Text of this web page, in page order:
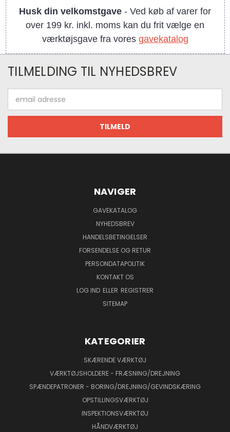
Husk din velkomstgave - Ved køb af varer for
over 199 kr. inkl. moms kan du frit vælge en
værktøjsgave fra vores gavekatalog
TILMELDING TIL NYHEDSBREV
adresse
NAVIGER
GAVEKATALOG
NYHEDSBREV
HANDELSBETINGELSER
FORSENDELSE OG RETUR
PERSONDATAPOLITIK
KONTAKT OS
LOG IND ELLER REGISTRER
SITEMAP
KATEGORIER
SKÆRENDE VÆRKTØJ
VÆRKTØJSHOLDERE - FRÆSNING/DREJNING
SPÆNDEPATRONER - BORING/DREJNING/GEVINDSKÆRING
OPSTILLINGSVÆRKTØJ
INSPEKTIONSVÆRKTØJ
HÅNDVÆRKTØJ